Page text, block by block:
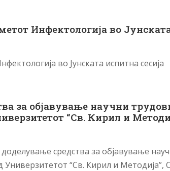
Инфектологија во
во Јунската испитна сесија
за објавување научни
“Св. Кирил и
средства за објавување
Универзитетот “Св. Кирил и Методија”,